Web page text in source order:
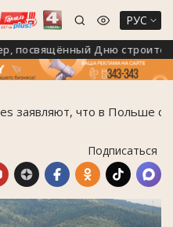
РУС
Дню строителя
заявляют, что в Польше
Подписаться